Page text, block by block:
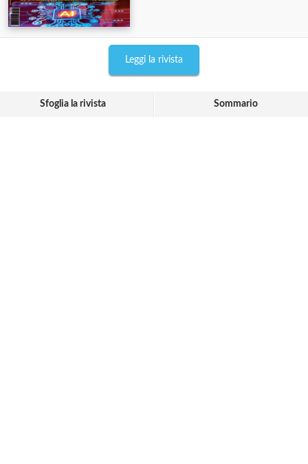
Leggi la rivista
Sfoglia la rivista Sommario